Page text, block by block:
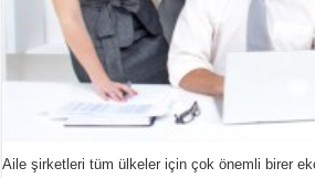
Aile şirketleri tüm ülkeler için çok önemli birer